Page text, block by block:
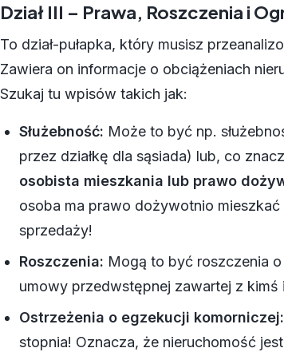
Dział III – Prawa, Roszczenia i
To dział-pułapka, który musisz
Zawiera on informacje o obciążeniach
Szukaj tu wpisów takich jak:
Służebność: Może to być np.
przez działkę dla sąsiada) lub, co
osobista mieszkania lub prawo
osoba ma prawo dożywotnio
sprzedaży!
Roszczenia: Mogą to być roszczenia
umowy przedwstępnej zawartej z
Ostrzeżenia o egzekucji komorniczej:
stopnia! Oznacza, że nieruchomość